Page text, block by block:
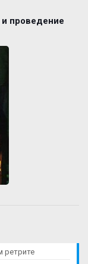
проведение
ретрите